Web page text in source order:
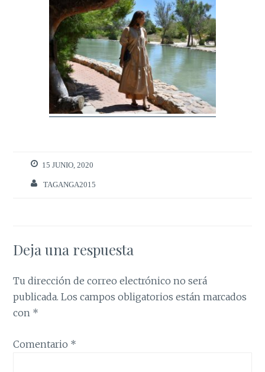
15 JUNIO, 2020
TAGANGA2015
Deja una respuesta
Tu dirección de correo electrónico no será
publicada. Los campos obligatorios están marcados
con *
Comentario *